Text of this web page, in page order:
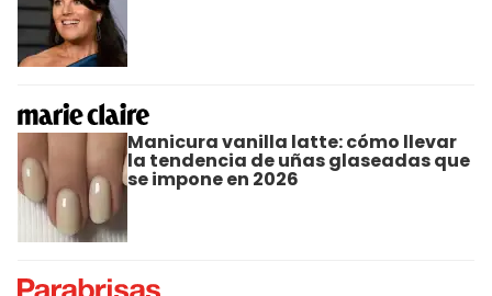
Manicura vanilla latte: cómo llevar
la tendencia de uñas glaseadas que
se impone en 2026